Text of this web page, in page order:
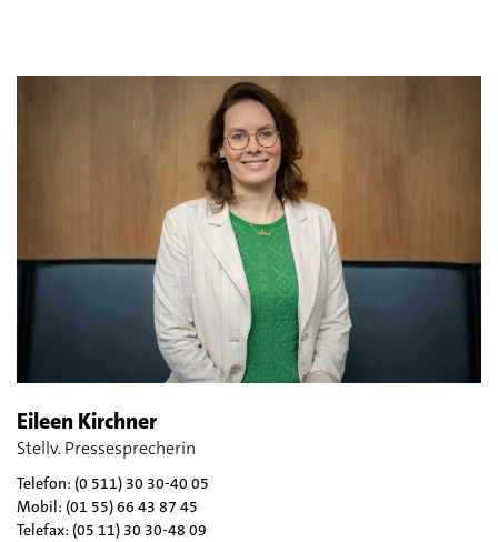
Eileen Kirchner
Stellv. Pressesprecherin
Telefon: (0 511) 30 30-40 05
Mobil: (01 55) 66 43 87 45
Telefax: (05 11) 30 30-48 09